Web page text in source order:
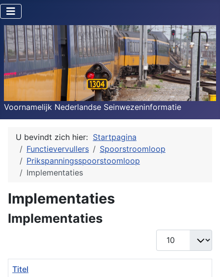
Voornamelijk Nederlandse Seinwezeninformatie
U bevindt zich hier: Startpagina
Functievervullers
Spoorstroomloop
Prikspanningsspoorstoomloop
Implementaties
Implementaties
Implementaties
Toon #
Titel